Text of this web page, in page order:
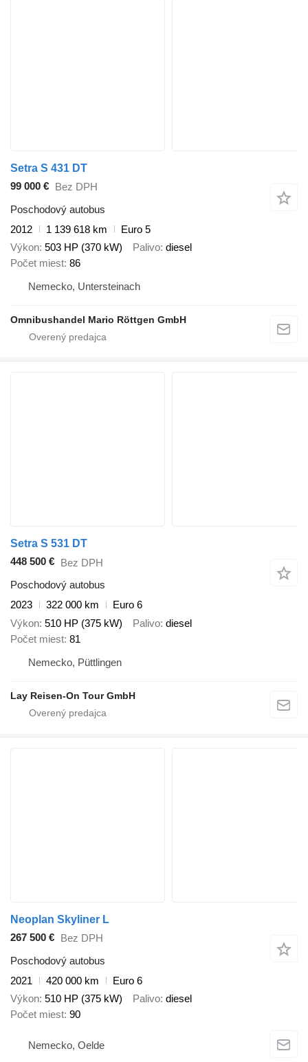
Setra S 431 DT
99 000 € Bez DPH
Poschodový autobus
2012
1 139 618 km
Euro 5
Výkon 503 HP (370 kW) Palivo diesel
Počet miest 86
Nemecko, Untersteinach
Omnibushandel Mario Röttgen GmbH
Setra S 531 DT
448 500 € Bez DPH
Poschodový autobus
2023
322 000 km
Euro 6
Výkon 510 HP (375 kW) Palivo diesel
Počet miest 81
Nemecko, Püttlingen
Lay Reisen-On Tour GmbH
Neoplan Skyliner L
267 500 € Bez DPH
Poschodový autobus
2021
420 000 km
Euro 6
Výkon 510 HP (375 kW) Palivo diesel
Počet miest 90
Nemecko, Oelde